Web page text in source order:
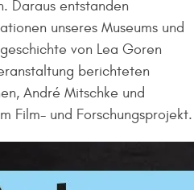
Daraus entstanden
unseres Museums und
von Lea Goren
berichteten
André Mitschke und
Film- und Forschungsprojekt.